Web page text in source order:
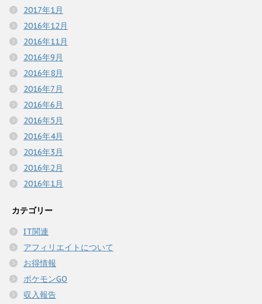
2017年1月
2016年12月
2016年11月
2016年9月
2016年8月
2016年7月
2016年6月
2016年5月
2016年4月
2016年3月
2016年2月
2016年1月
カテゴリー
IT関連
アフィリエイトについて
お得情報
ポケモンGO
収入報告